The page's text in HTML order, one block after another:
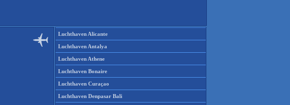
Luchthaven Alicante
Luchthaven Antalya
Luchthaven Athene
Luchthaven Bonaire
Luchthaven Curaçao
Luchthaven Denpasar Bali